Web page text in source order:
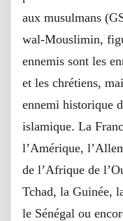
aux musulmans
wal-Mouslimin,
ennemis sont les
et les chrétiens,
ennemi historique
islamique. La
l’Amérique,
de l’Afrique de
Tchad, la Guinée,
le Sénégal ou